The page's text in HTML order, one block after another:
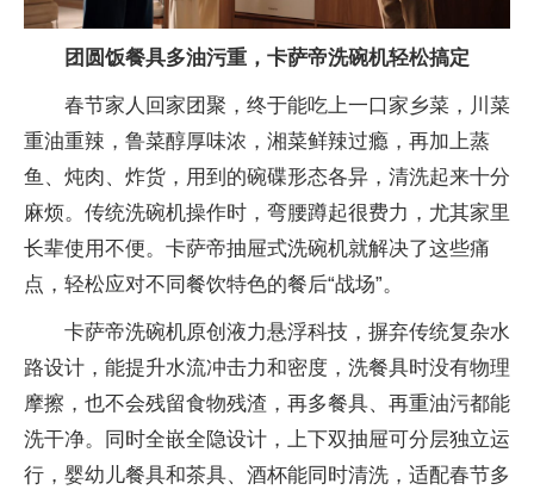
团圆饭餐具多油污重，卡萨帝洗碗机轻松搞定
春节家人回家团聚，终于能吃上一口家乡菜，川菜
重油重辣，鲁菜醇厚味浓，湘菜鲜辣过瘾，再加上蒸
鱼、炖肉、炸货，用到的碗碟形态各异，清洗起来十分
麻烦。传统洗碗机操作时，弯腰蹲起很费力，尤其家里
长辈使用不便。卡萨帝抽屉式洗碗机就解决了这些痛
点，轻松应对不同餐饮特色的餐后“战场”。
卡萨帝洗碗机原创液力悬浮科技，摒弃传统复杂水
路设计，能提升水流冲击力和密度，洗餐具时没有物理
摩擦，也不会残留食物残渣，再多餐具、再重油污都能
洗干净。同时全嵌全隐设计，上下双抽屉可分层独立运
行，婴幼儿餐具和茶具、酒杯能同时清洗，适配春节多